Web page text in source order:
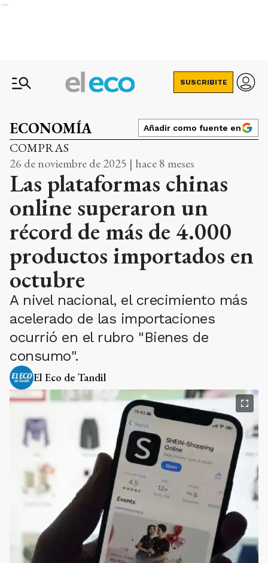
Ads
SUSCRIBITE
ECONOMÍA Añadir como fuente en
COMPRAS
26 de noviembre de 2025 | hace 8 meses
Las plataformas chinas
online superaron un
récord de más de 4.000
productos importados en
octubre
A nivel nacional, el crecimiento más
acelerado de las importaciones
ocurrió en el rubro "Bienes de
consumo".
El Eco de Tandil